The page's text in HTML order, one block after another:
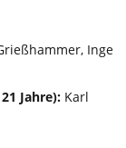
Inge
Jahre): Karl